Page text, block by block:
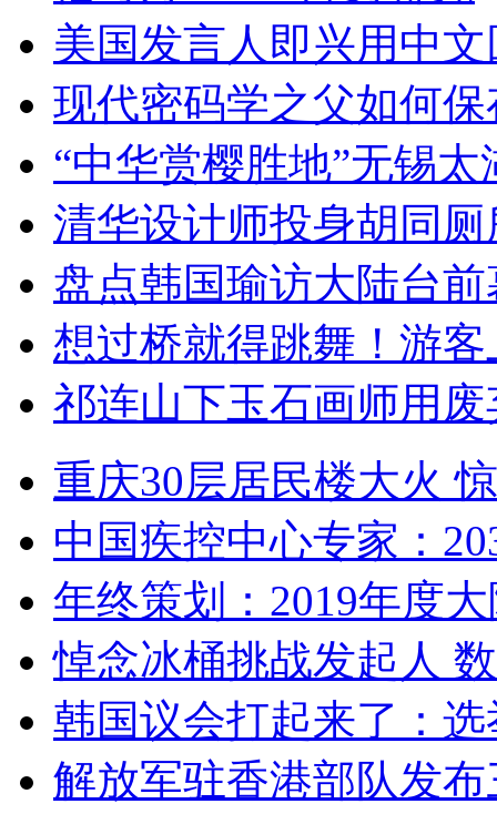
美国发言人即兴用中
现代密码学之父如何
“中华赏樱胜地”无锡
清华设计师投身胡同
盘点韩国瑜访大陆台
想过桥就得跳舞！游客
祁连山下玉石画师用
重庆30层居民楼大火
中国疾控中心专家：
年终策划：2019年度
悼念冰桶挑战发起人
韩国议会打起来了：
解放军驻香港部队发